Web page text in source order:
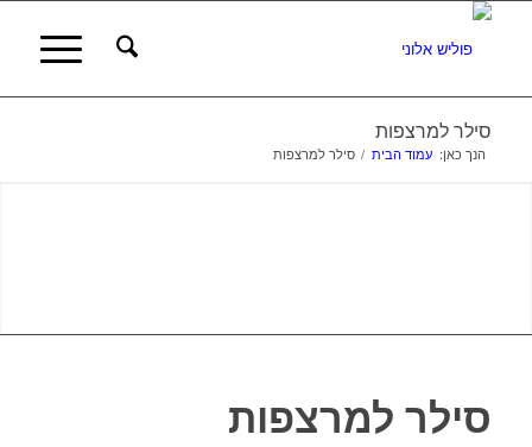
סילר למרצפות
הנך כאן: עמוד הבית / סילר למרצפות
סילר למרצפות